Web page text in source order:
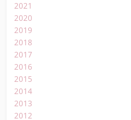
2021
2020
2019
2018
2017
2016
2015
2014
2013
2012